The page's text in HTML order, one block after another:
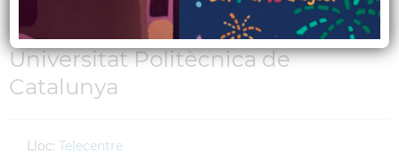
A càrrec de professors de la
Universitat Politècnica de
Catalunya
Lloc: Telecentre